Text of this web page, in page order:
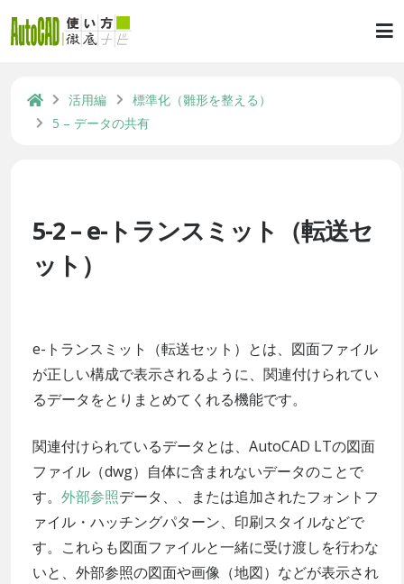
活用編
標準化（雛形を整える）
5 – データの共有
5-2 – e-トランスミット（転送セ
ット）
e-トランスミット（転送セット）とは、図面ファイル
が正しい構成で表示されるように、関連付けられてい
るデータをとりまとめてくれる機能です。
関連付けられているデータとは、AutoCAD LTの図面
ファイル（dwg）自体に含まれないデータのことで
す。 外部参照データ、、または追加されたフォントフ
ァイル・ハッチングパターン、印刷スタイルなどで
す。これらも図面ファイルと一緒に受け渡しを行わな
いと、外部参照の図面や画像（地図）などが表示され